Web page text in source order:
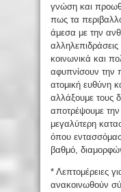
γνώση και
πως τα
άμεσα με την
κοινωνικά και
αφυπνίσουν την
ατομική ευθύνη
αλλάξουμε τους
αποτρέψουμε
μεγαλύτερη
όπου
βαθμό,
* Λεπτομέρειες
ανακοινωθούν